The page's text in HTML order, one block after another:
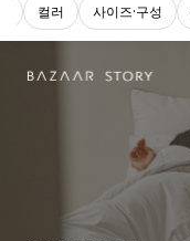
컬러 사이즈·구성